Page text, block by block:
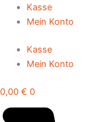
Zum
Inhalt
Kasse
Mein Konto
Kasse
Mein Konto
0,00 € 0